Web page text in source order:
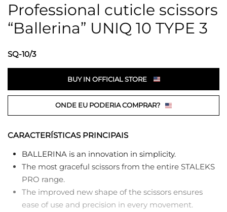
Professional cuticle scissors
“Ballerina” UNIQ 10 TYPE 3
SQ-10/3
BUY IN OFFICIAL STORE
ONDE EU PODERIA COMPRAR?
CARACTERÍSTICAS PRINCIPAIS
BALLERINA is an innovation in simplicity.
The most graceful scissors from the entire STALEKS
PRO range.
The improved new shape of the scissors ensures
ease of use and precision in every movement.